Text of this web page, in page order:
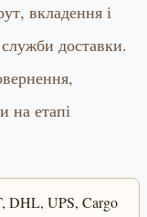
вкладення і
доставки.
на етапі
DHL, UPS, Cargo